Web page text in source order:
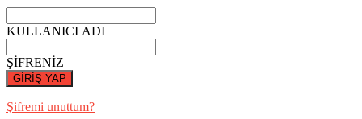
KULLANICI ADI
ŞİFRENİZ
GİRİŞ YAP
Şifremi unuttum?